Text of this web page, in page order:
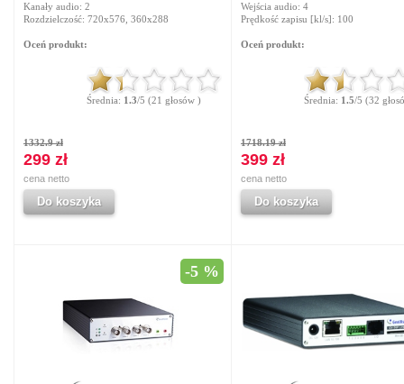
Kanały audio: 2
Rozdzielczość: 720x576, 360x288
Oceń produkt:
Średnia: 1.3/5 (21 głosów )
1332.9 zł
299 zł
cena netto
Do koszyka
Wejścia audio: 4
Prędkość zapisu [kl/s]: 100
Oceń produkt:
Średnia: 1.5/5 (32
1718.19 zł
399 zł
cena netto
Do koszyka
-5 %